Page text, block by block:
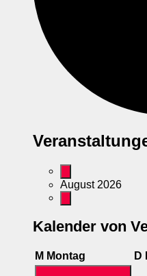
August 2026
Kalender von
M Montag D